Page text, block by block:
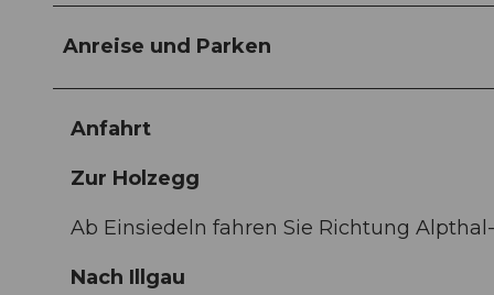
Anreise und Parken
Anfahrt
Zur Holzegg
Ab Einsiedeln fahren Sie Richtung
Nach Illgau